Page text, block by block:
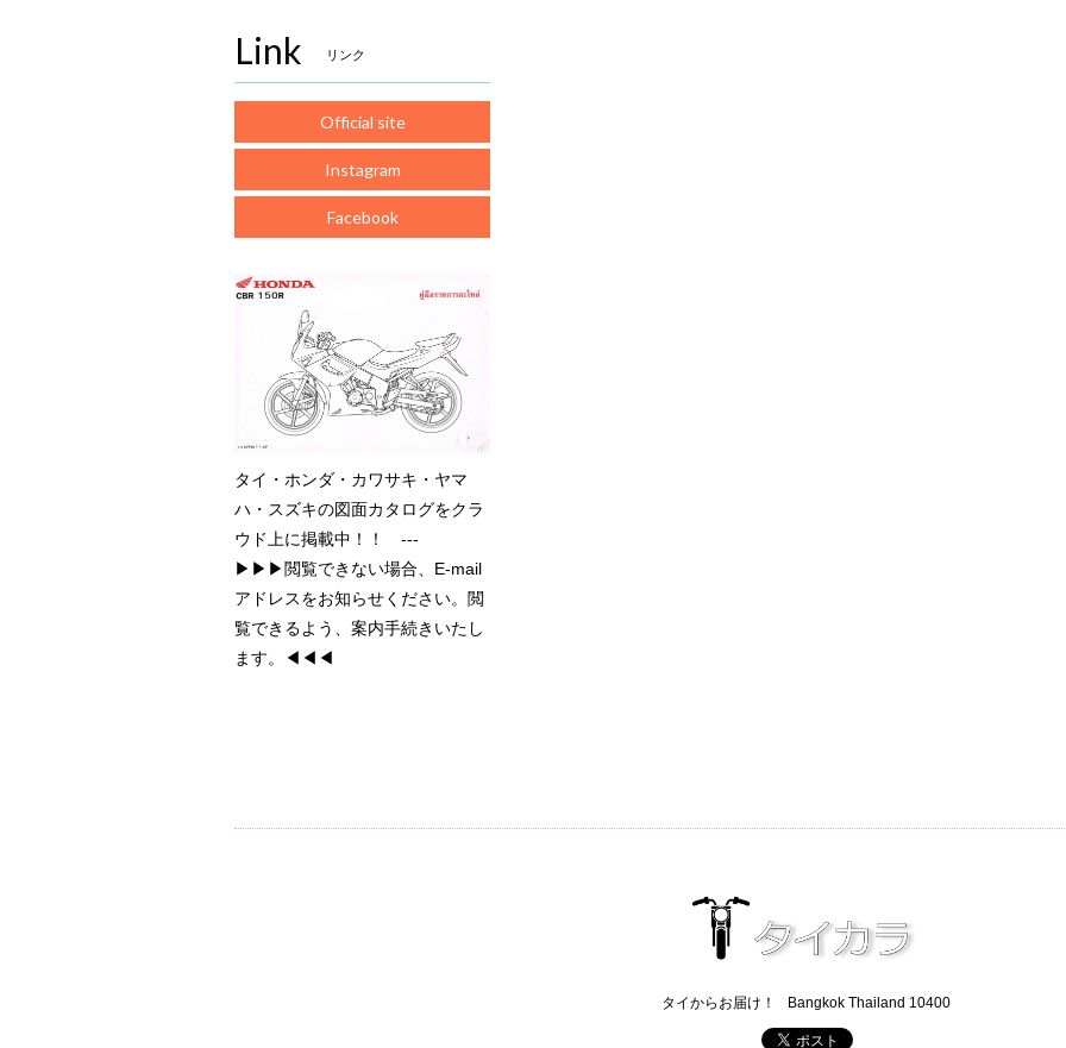
Link リンク
Official site
Instagram
Facebook
タイ・ホンダ・カワサキ・ヤマ
ハ・スズキの図面カタログをクラ
ウド上に掲載中！！ ---
▶▶▶閲覧できない場合、E-mail
アドレスをお知らせください。閲
覧できるよう、案内手続きいたし
ます。◀◀◀
タイからお届け！ Bangkok Thailand 10400